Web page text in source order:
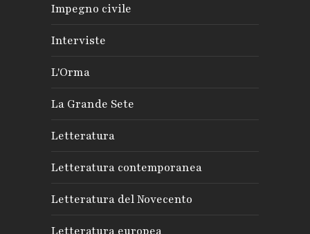
Impegno civile
Interviste
L'Orma
La Grande Sete
Letteratura
Letteratura contemporanea
Letteratura del Novecento